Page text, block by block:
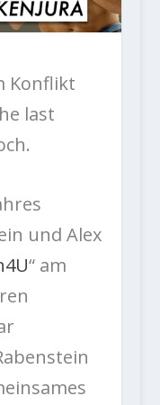
Konflikt
last
und Alex
“ am